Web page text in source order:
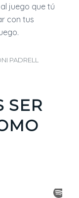
juego que tú
con tus
PADRELL
SER